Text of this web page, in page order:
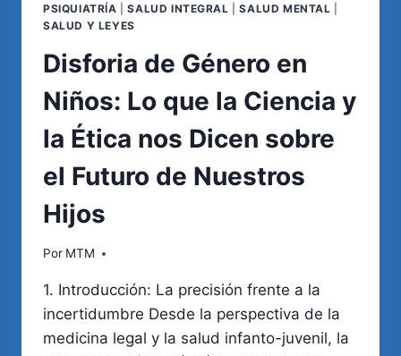
PSIQUIATRÍA
|SALUD INTEGRAL |SALUD MENTAL
SALUD Y LEYES
Disforia de Género en
Niños: Lo que la Ciencia y
la Ética nos Dicen sobre
el Futuro de Nuestros
Hijos
Por MTM
1. Introducción: La precisión frente a la
incertidumbre Desde la perspectiva de la
medicina legal y la salud infanto-juvenil, la